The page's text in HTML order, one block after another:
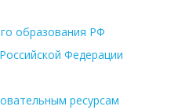
образования РФ
Федерации
ресурсам